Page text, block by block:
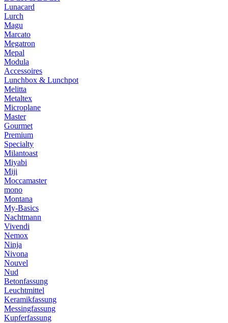
Lunacard
Lurch
Magu
Marcato
Megatron
Mepal
Modula
Accessoires
Lunchbox & Lunchpot
Melitta
Metaltex
Microplane
Master
Gourmet
Premium
Specialty
Milantoast
Miyabi
Miji
Moccamaster
mono
Montana
My-Basics
Nachtmann
Vivendi
Nemox
Ninja
Nivona
Nouvel
Nud
Betonfassung
Leuchtmittel
Keramikfassung
Messingfassung
Kupferfassung